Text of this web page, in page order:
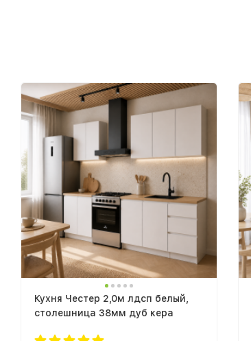
Кухня Честер 2,0м лдсп белый,
столешница 38мм дуб кера